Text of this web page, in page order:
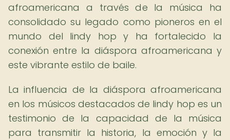
afroamericana a través de la música ha
consolidado su legado como pioneros en el
mundo del lindy hop y ha fortalecido la
conexión entre la diáspora afroamericana y
este vibrante estilo de baile.
La influencia de la diáspora afroamericana
en los músicos destacados de lindy hop es un
testimonio de la capacidad de la música
para transmitir la historia, la emoción y la